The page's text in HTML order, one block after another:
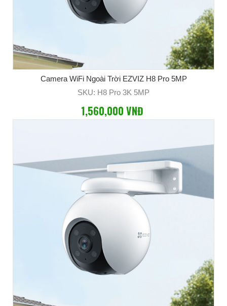
Camera WiFi Ngoài Trời EZVIZ H8 Pro 5MP
SKU: H8 Pro 3K 5MP
1,560,000 VNĐ